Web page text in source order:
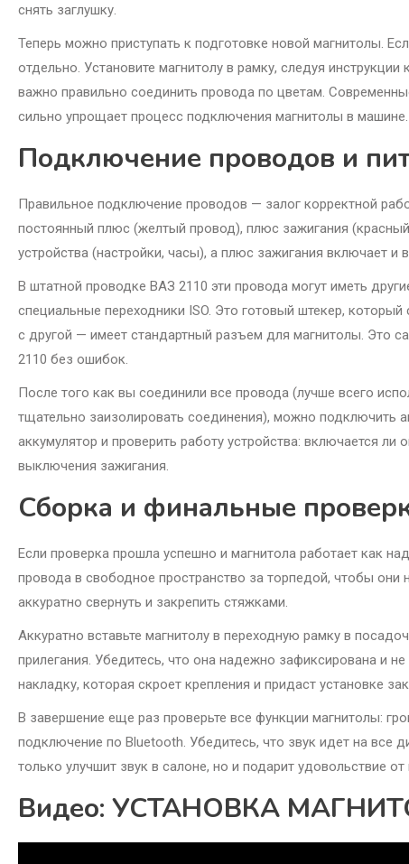
снять заглушку.
Теперь можно приступать к подготовке новой магнитолы.
отдельно. Установите магнитолу в рамку, следуя
важно правильно соединить провода по цветам.
сильно упрощает процесс подключения магнитолы в машине.
Подключение проводов и
Правильное подключение проводов — залог корректной
постоянный плюс (желтый провод), плюс зажигания
устройства (настройки, часы), а плюс зажигания включает
В штатной проводке ВАЗ 2110 эти провода могут иметь
специальные переходники ISO. Это готовый штекер,
с другой — имеет стандартный разъем для магнитолы. Это
2110 без ошибок.
После того как вы соединили все провода (лучше всего
тщательно заизолировать соединения), можно подключить
аккумулятор и проверить работу устройства: включается
выключения зажигания.
Сборка и финальные
Если проверка прошла успешно и магнитола работает как
провода в свободное пространство за торпедой, чтобы
аккуратно свернуть и закрепить стяжками.
Аккуратно вставьте магнитолу в переходную рамку в
прилегания. Убедитесь, что она надежно зафиксирована и
накладку, которая скроет крепления и придаст установке
В завершение еще раз проверьте все функции магнитолы:
подключение по Bluetooth. Убедитесь, что звук идет на все
только улучшит звук в салоне, но и подарит удовольствие
Видео: УСТАНОВКА